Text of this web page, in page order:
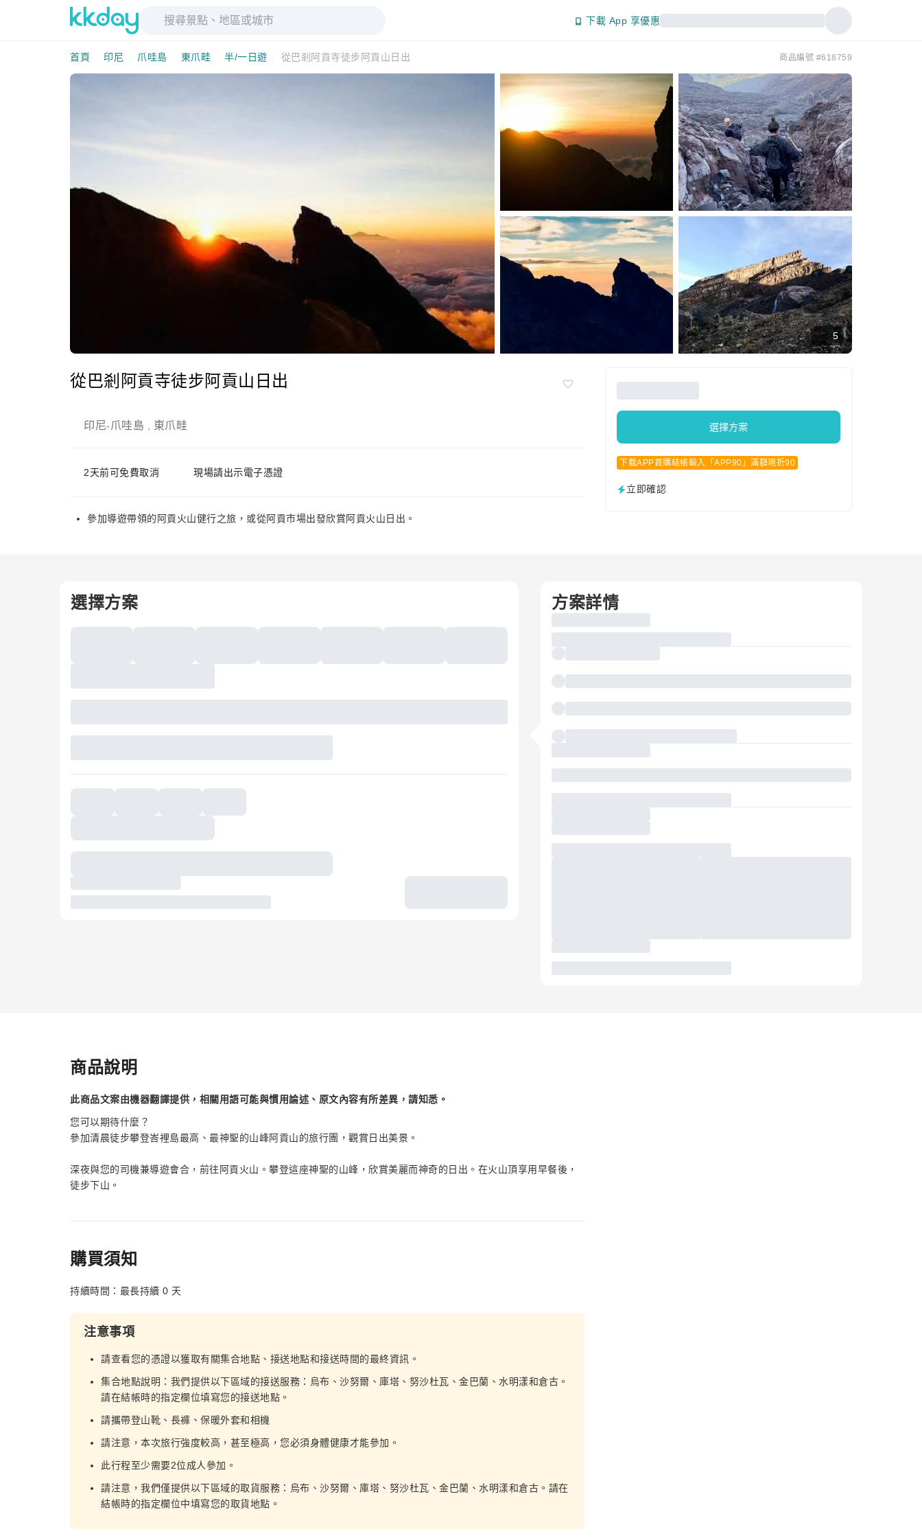
下載 App 享優惠
首頁 印尼 爪哇島 東爪畦 半/一日遊 從巴剎阿貢寺徒步阿貢山日出 商品編號 #618759
5
從巴剎阿貢寺徒步阿貢山日出
印尼-爪哇島 東爪畦
2天前可免費取消 現場請出示電子憑證
參加導遊帶領的阿貢火山健行之旅，或從阿貢市場出發欣賞阿貢火山日出。
選擇方案
下載APP首購結帳輸入「APP90」滿額現折90
立即確認
選擇方案 方案詳情
商品說明
此商品文案由機器翻譯提供，相關用語可能與慣用論述、原文內容有所差異，請知悉。
您可以期待什麼？
參加清晨徒步攀登峇裡島最高、最神聖的山峰阿貢山的旅行團，觀賞日出美景。
深夜與您的司機兼導遊會合，前往阿貢火山。攀登這座神聖的山峰，欣賞美麗而神奇的日出。在火山頂享用早餐後，
徒步下山。
購買須知
持續時間：最長持續 0 天
注意事項
請查看您的憑證以獲取有關集合地點、接送地點和接送時間的最終資訊。
集合地點說明：我們提供以下區域的接送服務：烏布、沙努爾、庫塔、努沙杜瓦、金巴蘭、水明漾和倉古。
請在結帳時的指定欄位填寫您的接送地點。
請攜帶登山靴、長褲、保暖外套和相機
請注意，本次旅行強度較高，甚至極高，您必須身體健康才能參加。
此行程至少需要2位成人參加。
請注意，我們僅提供以下區域的取貨服務：烏布、沙努爾、庫塔、努沙杜瓦、金巴蘭、水明漾和倉古。請在
結帳時的指定欄位中填寫您的取貨地點。